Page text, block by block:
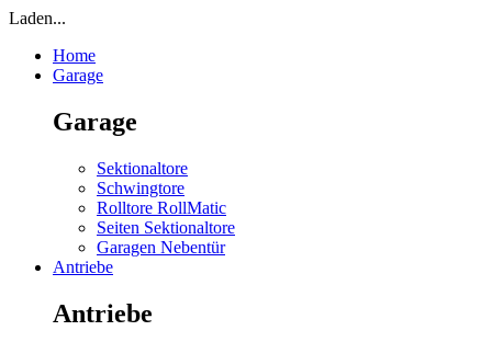
Laden...
Home
Garage
Garage
Sektionaltore
Schwingtore
Rolltore RollMatic
Seiten Sektionaltore
Garagen Nebentür
Antriebe
Antriebe